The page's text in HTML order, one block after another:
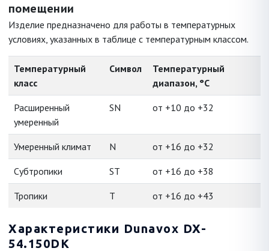
помещении
Изделие предназначено для работы в температурных
условиях, указанных в таблице с температурным классом.
Температурный
класс
Символ
Температурный
диапазон, °C
Расширенный
умеренный
SN от +10 до +32
Умеренный климат N от +16 до +32
Субтропики ST от +16 до +38
Тропики T от +16 до +43
Характеристики Dunavox DX-
54.150DK